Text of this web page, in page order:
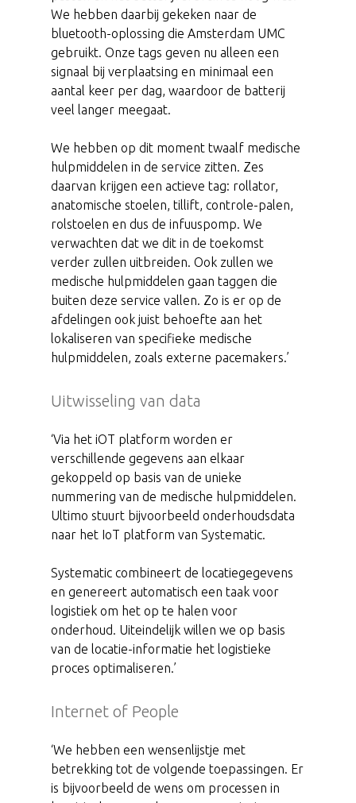
We hebben daarbij gekeken naar de
bluetooth-oplossing die Amsterdam UMC
gebruikt. Onze tags geven nu alleen een
signaal bij verplaatsing en minimaal een
aantal keer per dag, waardoor de batterij
veel langer meegaat.
We hebben op dit moment twaalf medische
hulpmiddelen in de service zitten. Zes
daarvan krijgen een actieve tag: rollator,
anatomische stoelen, tillift, controle-palen,
rolstoelen en dus de infuuspomp. We
verwachten dat we dit in de toekomst
verder zullen uitbreiden. Ook zullen we
medische hulpmiddelen gaan taggen die
buiten deze service vallen. Zo is er op de
afdelingen ook juist behoefte aan het
lokaliseren van specifieke medische
hulpmiddelen, zoals externe pacemakers.’
Uitwisseling van data
‘Via het iOT platform worden er
verschillende gegevens aan elkaar
gekoppeld op basis van de unieke
nummering van de medische hulpmiddelen.
Ultimo stuurt bijvoorbeeld onderhoudsdata
naar het IoT platform van Systematic.
Systematic combineert de locatiegegevens
en genereert automatisch een taak voor
logistiek om het op te halen voor
onderhoud. Uiteindelijk willen we op basis
van de locatie-informatie het logistieke
proces optimaliseren.’
Internet of People
‘We hebben een wensenlijstje met
betrekking tot de volgende toepassingen. Er
is bijvoorbeeld de wens om processen in